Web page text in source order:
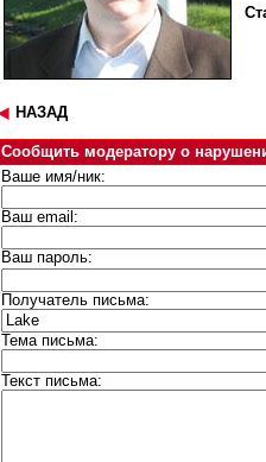
НАЗАД
Сообщить модератору о
Ваше имя/ник:
Ваш email:
Ваш пароль:
Получатель письма:
Тема письма:
Текст письма: